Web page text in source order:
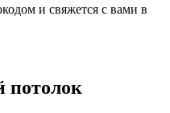
и свяжется с вами в
потолок